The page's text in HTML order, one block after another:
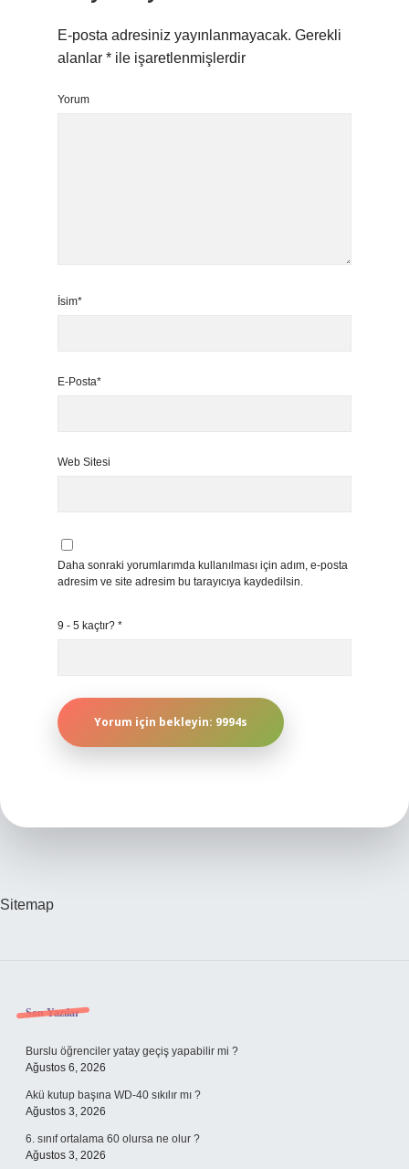
E-posta adresiniz yayınlanmayacak. Gerekli
alanlar * ile işaretlenmişlerdir
Yorum
İsim*
E-Posta*
Web Sitesi
Daha sonraki yorumlarımda kullanılması için adım, e-posta
adresim ve site adresim bu tarayıcıya kaydedilsin.
9 - 5 kaçtır? *
Sitemap
Sidebar
Son Yazılar
Burslu öğrenciler yatay geçiş yapabilir mi ?
Ağustos 6, 2026
Akü kutup başına WD-40 sıkılır mı ?
Ağustos 3, 2026
6. sınıf ortalama 60 olursa ne olur ?
Ağustos 3, 2026